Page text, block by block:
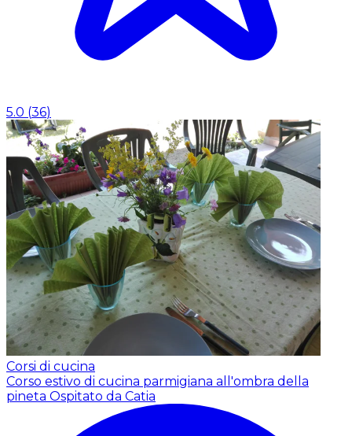
5.0 (36)
Corsi di cucina
Corso estivo di cucina parmigiana all'ombra della
pineta Ospitato da Catia